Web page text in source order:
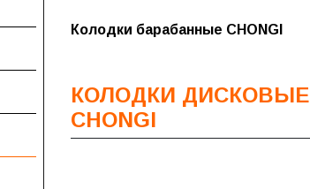
Колодки барабанные CHONGI
КОЛОДКИ ДИСКОВЫЕ
CHONGI